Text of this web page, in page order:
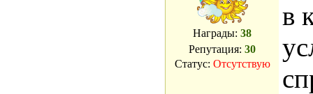
Награды: 38
Репутация: 30
Статус: Отсутствую
в